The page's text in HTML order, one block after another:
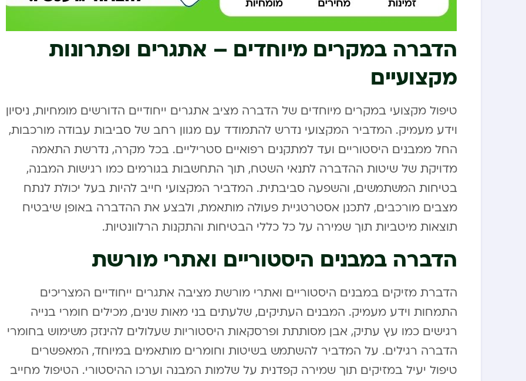
הדברה במקרים מיוחדים – אתגרים ופתרונות
מקצועיים
טיפול מקצועי במקרים מיוחדים של הדברה מציב אתגרים ייחודיים הדורשים מומחיות, ניסיון
וידע מעמיק. המדביר המקצועי נדרש להתמודד עם מגוון רחב של סביבות עבודה מורכבות,
החל ממבנים היסטוריים ועד למתקנים רפואיים סטריליים. בכל מקרה, נדרשת התאמה
מדויקת של שיטות ההדברה לתנאי השטח, תוך התחשבות בגורמים כמו רגישות המבנה,
בטיחות המשתמשים, והשפעה סביבתית. המדביר המקצועי חייב להיות בעל יכולת לנתח
מצבים מורכבים, לתכנן אסטרטגיית פעולה מותאמת, ולבצע את ההדברה באופן שיבטיח
תוצאות מיטביות תוך שמירה על כל כללי הבטיחות והתקנות הרלוונטיות.
הדברה במבנים היסטוריים ואתרי מורשת
הדברת מזיקים במבנים היסטוריים ואתרי מורשת מציבה אתגרים ייחודיים המצריכים
התמחות וידע מעמיק. המבנים העתיקים, שלעתים בני מאות שנים, מכילים חומרי בנייה
רגישים כמו עץ עתיק, אבן מסותתת ופרסקאות היסטוריות שעלולים להינזק משימוש בחומרי
הדברה רגילים. על המדביר להשתמש בשיטות וחומרים מותאמים במיוחד, המאפשרים
טיפול יעיל במזיקים תוך שמירה קפדנית על שלמות המבנה וערכו ההיסטורי. הטיפול מחייב